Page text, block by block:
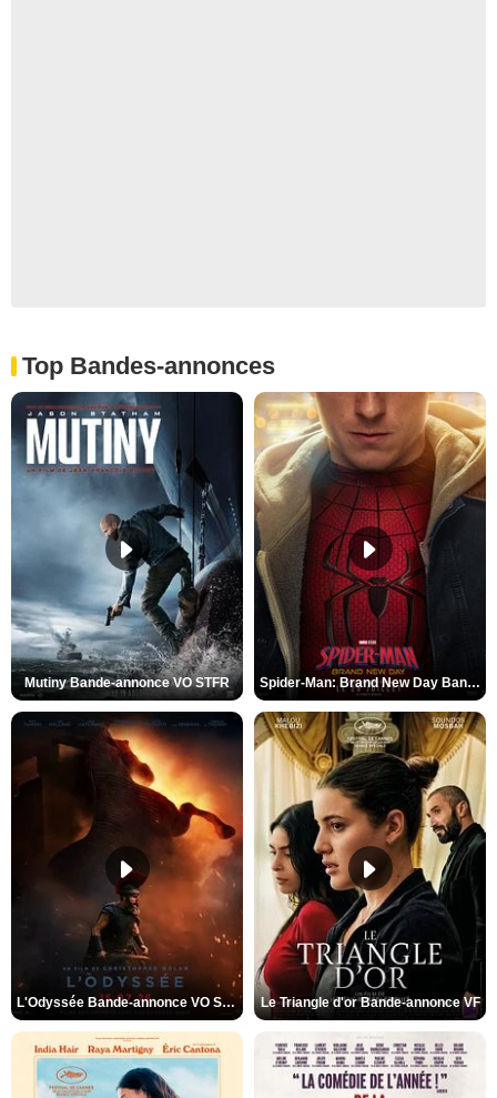
Top Bandes-annonces
Mutiny Bande-annonce VO STFR Spider-Man: Brand New Day Bande-annonce VO STFR
L'Odyssée Bande-annonce VO STFR Le Triangle d'or Bande-annonce VF